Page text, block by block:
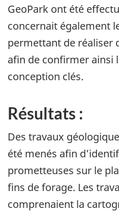
GeoPark ont été
concernait également
permettant de réaliser
afin de confirmer ainsi
conception clés.
Résultats :
Des travaux
été menés afin
prometteuses sur le
fins de forage. Les
comprenaient la